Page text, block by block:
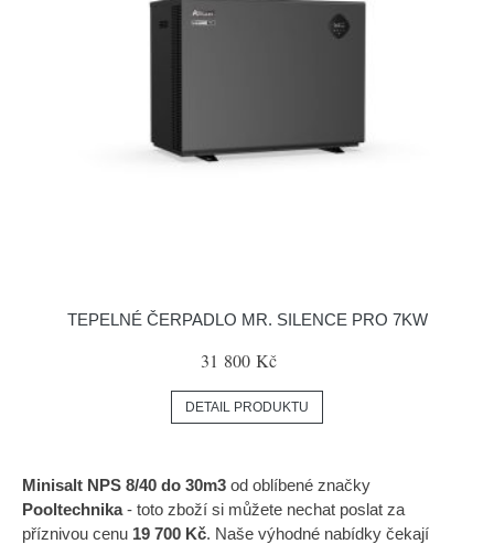
TEPELNÉ ČERPADLO MR. SILENCE PRO 7KW
31 800 Kč
DETAIL PRODUKTU
Minisalt NPS 8/40 do 30m3 od oblíbené značky
Pooltechnika- toto zboží si můžete nechat poslat za
příznivou cenu 19 700 Kč. Naše výhodné nabídky čekají